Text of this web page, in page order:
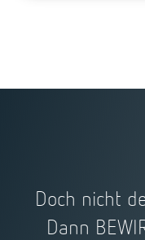
Doch nicht
Dann